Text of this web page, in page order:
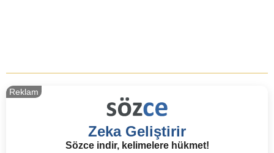
Zeka Geliştirir
Sözce indir, kelimelere hükmet!
Reklam